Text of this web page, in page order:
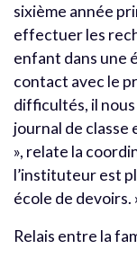
sixième année
effectuer les
enfant dans une
contact avec le
difficultés, il nous
journal de classe
», relate la
l’instituteur est
école de devoirs.
Relais entre la